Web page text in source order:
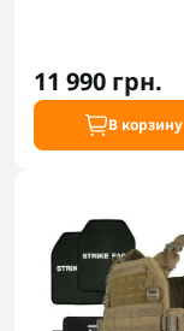
11 990 грн.
В корзину